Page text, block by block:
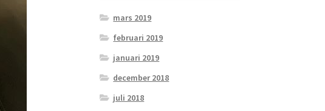
mars 2019
februari 2019
januari 2019
december 2018
juli 2018